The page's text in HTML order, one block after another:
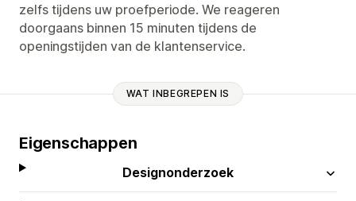
zelfs tijdens uw proefperiode. We reageren
doorgaans binnen 15 minuten tijdens de
openingstijden van de klantenservice.
WAT INBEGREPEN IS
Eigenschappen
Designonderzoek